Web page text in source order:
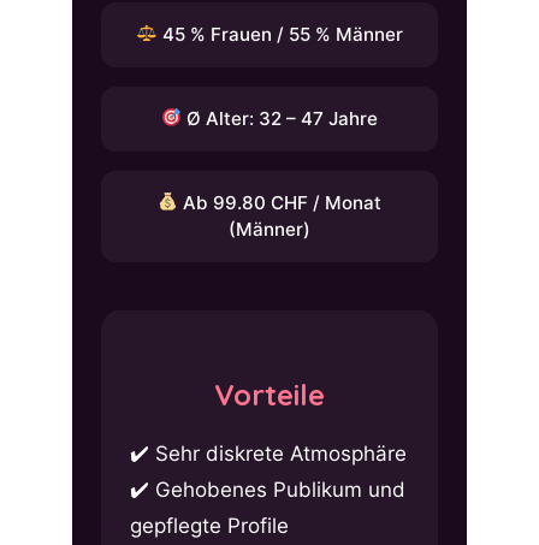
45 % Frauen / 55 % Männer
Ø Alter: 32 – 47 Jahre
Ab 99.80 CHF / Monat
(Männer)
Vorteile
Sehr diskrete Atmosphäre
Gehobenes Publikum und
gepflegte Profile